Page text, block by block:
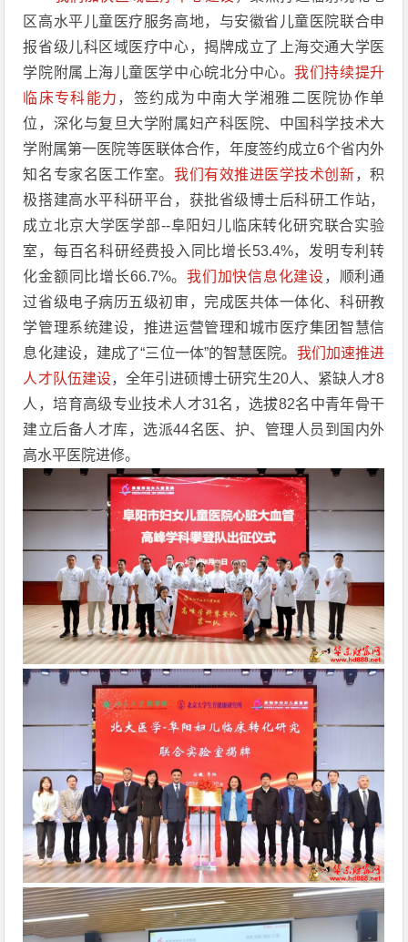
区高水平儿童医疗服务高地，与安徽省儿童医院联合申
报省级儿科区域医疗中心，揭牌成立了上海交通大学医
学院附属上海儿童医学中心皖北分中心。我们持续提升
临床专科能力 ，签约成为中南大学湘雅二医院协作单
位，深化与复旦大学附属妇产科医院、中国科学技术大
学附属第一医院等医联体合作，年度签约成立6个省内外
知名专家名医工作室。 我们有效推进医学技术创新，积
极搭建高水平科研平台，获批省级博士后科研工作站，
成立北京大学医学部--阜阳妇儿临床转化研究联合实验
室，每百名科研经费投入同比增长53.4%，发明专利转
化金额同比增长66.7%。我们加快信息化建设，顺利通
过省级电子病历五级初审，完成医共体一体化、科研教
学管理系统建设，推进运营管理和城市医疗集团智慧信
息化建设，建成了“三位一体”的智慧医院。 我们加速推进
人才队伍建设，全年引进硕博士研究生20人、紧缺人才8
人，培育高级专业技术人才31名，选拔82名中青年骨干
建立后备人才库，选派44名医、护、管理人员到国内外
高水平医院进修。